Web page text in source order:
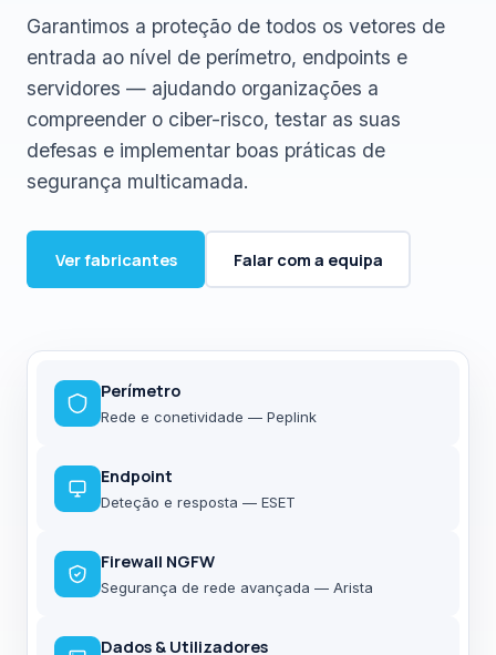
Garantimos a proteção de todos os vetores de
entrada ao nível de perímetro, endpoints e
servidores — ajudando organizações a
compreender o ciber-risco, testar as suas
defesas e implementar boas práticas de
segurança multicamada.
Ver fabricantes Falar com a equipa
Perímetro
Rede e conetividade — Peplink
Endpoint
Deteção e resposta — ESET
Firewall NGFW
Segurança de rede avançada — Arista
Dados & Utilizadores